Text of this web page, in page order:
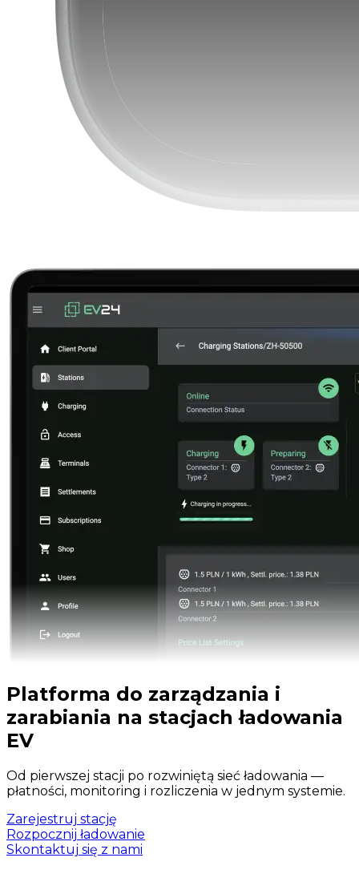
Platforma do zarządzania i
zarabiania na stacjach ładowania
EV
Od pierwszej stacji po rozwiniętą sieć ładowania —
płatności, monitoring i rozliczenia w jednym systemie.
Zarejestruj stację
Rozpocznij ładowanie
Skontaktuj się z nami